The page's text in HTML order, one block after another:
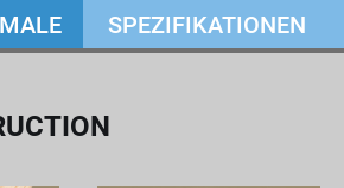
SPEZIFIKATIONEN